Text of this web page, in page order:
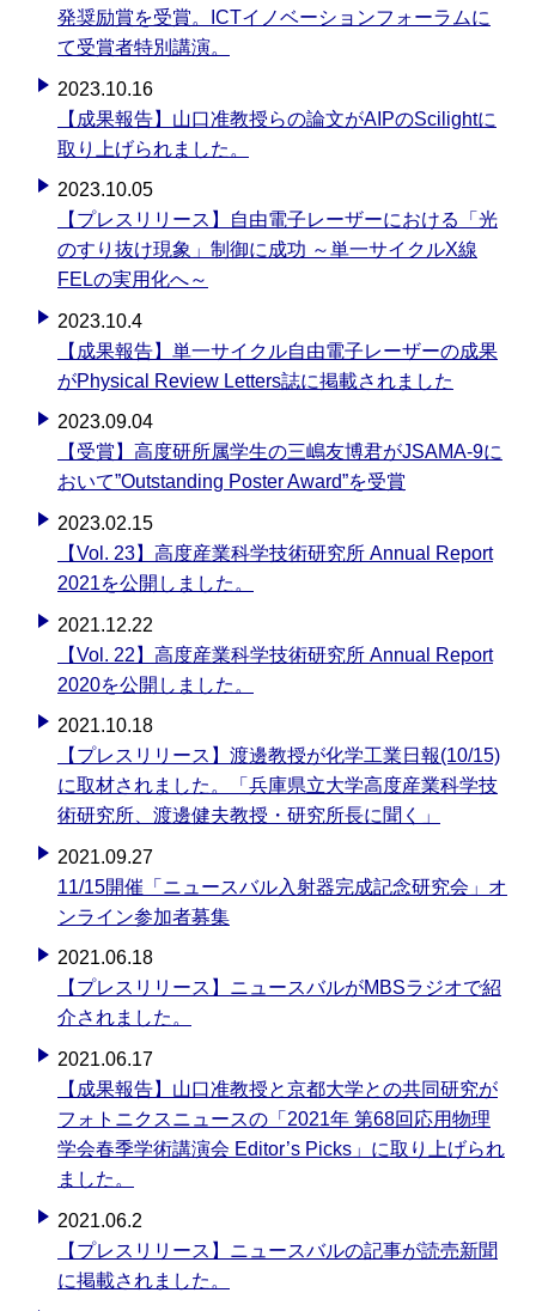
発奨励賞を受賞。ICTイノベーションフォーラムに
て受賞者特別講演。
2023.10.16
【成果報告】山口准教授らの論文がAIPのScilightに
取り上げられました。
2023.10.05
【プレスリリース】自由電子レーザーにおける「光
のすり抜け現象」制御に成功 ～単一サイクルX線
FELの実用化へ～
2023.10.4
【成果報告】単一サイクル自由電子レーザーの成果
がPhysical Review Letters誌に掲載されました
2023.09.04
【受賞】高度研所属学生の三嶋友博君がJSAMA-9に
おいて”Outstanding Poster Award”を受賞
2023.02.15
【Vol. 23】高度産業科学技術研究所 Annual Report
2021を公開しました。
2021.12.22
【Vol. 22】高度産業科学技術研究所 Annual Report
2020を公開しました。
2021.10.18
【プレスリリース】渡邊教授が化学工業日報(10/15)
に取材されました。「兵庫県立大学高度産業科学技
術研究所、渡邊健夫教授・研究所長に聞く」
2021.09.27
11/15開催「ニュースバル入射器完成記念研究会」オ
ンライン参加者募集
2021.06.18
【プレスリリース】ニュースバルがMBSラジオで紹
介されました。
2021.06.17
【成果報告】山口准教授と京都大学との共同研究が
フォトニクスニュースの「2021年 第68回応用物理
学会春季学術講演会 Editor’s Picks」に取り上げられ
ました。
2021.06.2
【プレスリリース】ニュースバルの記事が読売新聞
に掲載されました。